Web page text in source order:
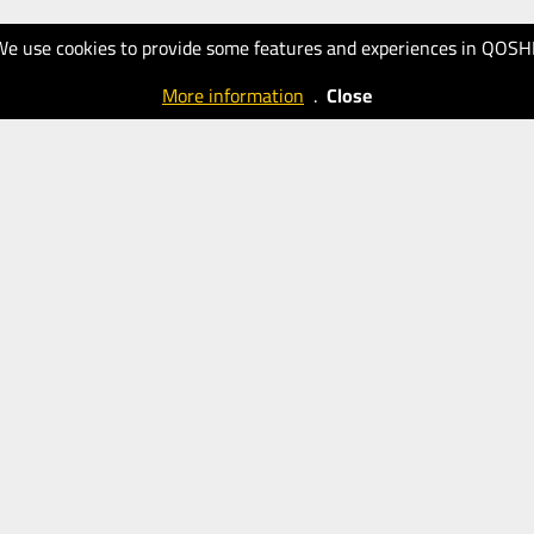
use cookies to provide some features and experiences in
More information . Close